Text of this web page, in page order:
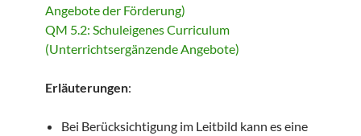
Angebote der Förderung)
QM 5.2: Schuleigenes Curriculum
(Unterrichtsergänzende Angebote)
Erläuterungen:
Bei Berücksichtigung im Leitbild kann es eine